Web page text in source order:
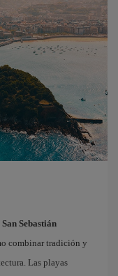
Sebastián
combinar tradición y
Las playas